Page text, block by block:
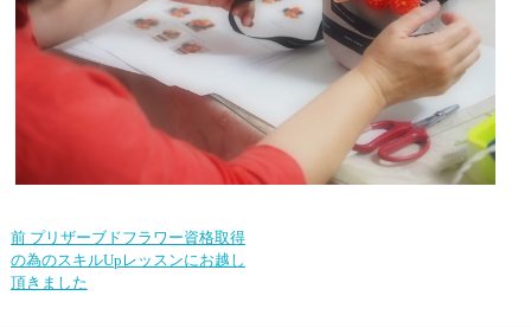
前 プリザーブドフラワー資格取得
の為のスキルUpレッスンにお越し
頂きました